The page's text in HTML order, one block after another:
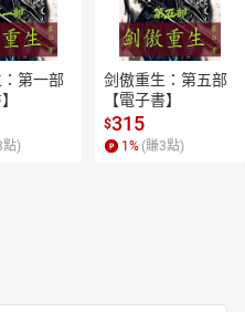
第一部
點)
剑傲重生：第五部
【電子書】
$315
1 % (賺3點)